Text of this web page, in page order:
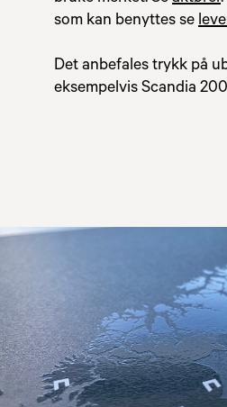
som kan benyttes se
Det anbefales trykk på
eksempelvis Scandia